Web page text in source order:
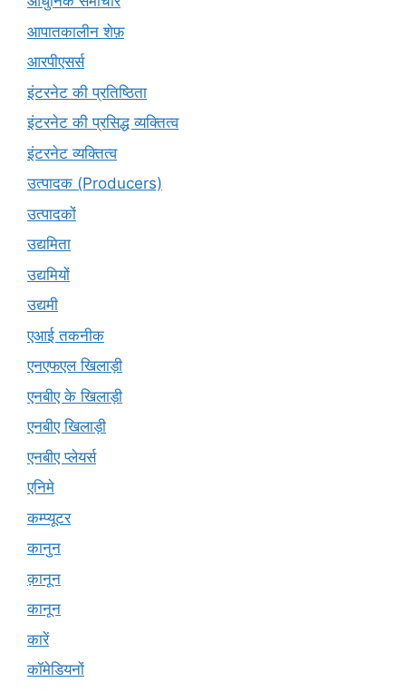
आपातकालीन शेफ़
आरपीएसर्स
इंटरनेट की प्रतिष्ठिता
इंटरनेट की प्रसिद्ध व्यक्तित्व
इंटरनेट व्यक्तित्व
उत्पादक (Producers)
उत्पादकों
उद्यमिता
उद्यमियों
उद्यमी
एआई तकनीक
एनएफएल खिलाड़ी
एनबीए के खिलाड़ी
एनबीए खिलाड़ी
एनबीए प्लेयर्स
एनिमे
कम्प्यूटर
कानुन
क़ानून
कानून
कारें
कॉमेडियनों